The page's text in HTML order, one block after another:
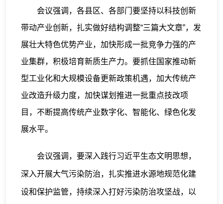
会议强调，各县区、各部门要坚持以科技创新
带动产业创新，扎实做好结构调整“三篇大文章”，发
展壮大特色优势产业，加快形成一批竞争力强的产
业集群，积极培育新质生产力。要抓住国家推动新
型工业化和大规模设备更新政策机遇，加大传统产
业改造升级力度，加快谋划推进一批重点技改项
目，不断提高传统产业数字化、智能化、绿色化发
展水平。
会议强调，要深入践行习近平生态文明思想，
深入开展大气污染防治，扎实推进水源地规范化建
设和保护监管，持续深入打好污染防治攻坚战，以